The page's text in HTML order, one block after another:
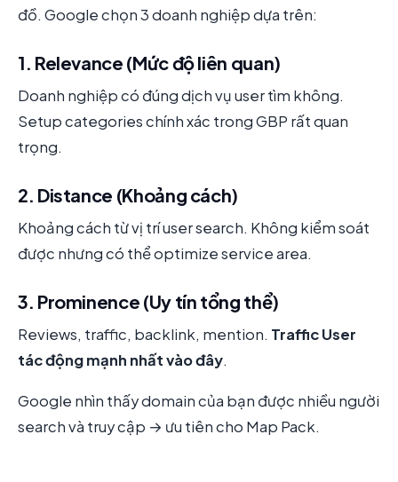
đồ. Google chọn 3 doanh nghiệp dựa trên:
1. Relevance (Mức độ liên quan)
Doanh nghiệp có đúng dịch vụ user tìm không.
Setup categories chính xác trong GBP rất quan
trọng.
2. Distance (Khoảng cách)
Khoảng cách từ vị trí user search. Không kiểm soát
được nhưng có thể optimize service area.
3. Prominence (Uy tín tổng thể)
Reviews, traffic, backlink, mention. Traffic User
tác động mạnh nhất vào đây.
Google nhìn thấy domain của bạn được nhiều người
search và truy cập → ưu tiên cho Map Pack.